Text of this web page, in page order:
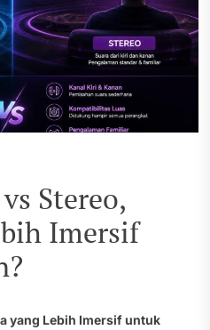
Stereo,
Imersif
yang Lebih Imersif untuk